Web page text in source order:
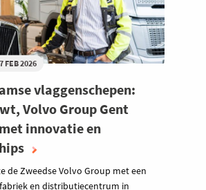
FEB 2026
vlaggenschepen:
Volvo Group Gent
innovatie en
de Zweedse Volvo Group met een
en distributiecentrum in